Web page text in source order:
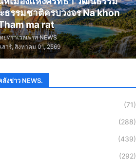
ธรรมชาติครบวงจร Na khon
ma rat
ยทราเวลเพรส NEWS
สาร์, สิงหาคม 01, 2569
งข่าว NEWS.
(71)
(288)
(439)
(292)